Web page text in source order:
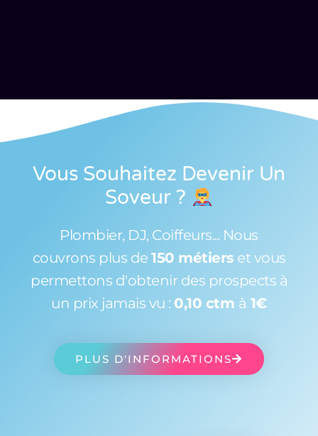
Vous Souhaitez Devenir Un
Soveur ?
Plombier, DJ, Coiffeurs... Nous
couvrons plus de 150 métiers et vous
permettons d'obtenir des prospects à
un prix jamais vu : 0,10 ctm à 1€
PLUS D'INFORMATIONS